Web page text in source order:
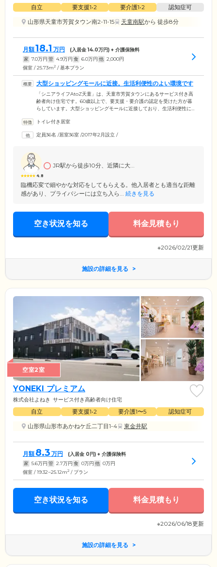
自立 要支援1•2 要介護1•2
認知症可
山形県天童市芳賀タウン南2-11-15
天童南駅から 徒歩8分
月額18.1 万円 (入居金14.0万円) + 介護保険料
家 7.0万円 管 4.9万円 食 6.0万円 他 2,000円
個室 / 25.73m2 / 基本プラン
大型ショッピングモールに近接。生活利便性のよい環境です
「シニアライフAtoZ天童」は、天童市芳賀タウンにあるサービス付き高
齢者向け住宅です。60歳以上で、要支援・要介護の認定を受けた方が暮
らしています。大型ショッピングモールに近接しており、生活利便性に
問介護事業所との連携により、お体の状態に応じた介護サービスを受け
間駆けつけサービスを採用。万全のセキュリティ体制を整えています。
トイレ付き居室
定員36名 /居室36室 /2017年2月設立 /
4.8
JR駅から徒歩10分、近隣に大...
臨機応変で細やかな対応をしてもらえる。他入居者とも適当な距離
感があり、プライバシーには立ち入ら... 続きを見る
空き状況を知る 料金見積もり
※2026/02/21更新
施設の詳細を見る
空室2室
YONEKI プレミアム
株式会社よねき サービス付き高齢者向け住宅
自立 要支援1•2 要介護1〜5
認知症可
山形県山形市あかねケ丘二丁目1-4
東金井駅
月額 8.3 万円 (入居金 0 円) + 介護保険料
家 5.6万円 管 2.7万円 食 0万円 他 0万円
個室 / 19.32~25.12m2 / プラン
空き状況を知る 料金見積もり
※2026/06/18更新
施設の詳細を見る